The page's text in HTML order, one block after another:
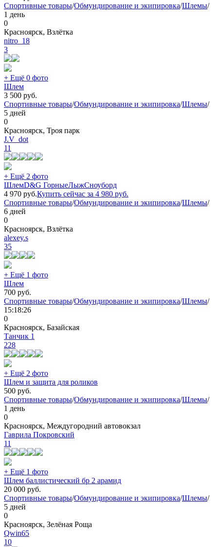
Спортивные товары/Обмундирование и экипировка/Шлемы/
1 день
0
Красноярск, Взлётка
nitro_18
3
+ Ещё 0 фото
Шлем
3 500 руб.
Спортивные товары/Обмундирование и экипировка/Шлемы/
5 дней
0
Красноярск, Троя парк
J.V_dot
11
+ Ещё 2 фото
ШлемD&G ГорныеЛыжСноуборд
4 970 руб.Купить сейчас за 4 980 руб.
Спортивные товары/Обмундирование и экипировка/Шлемы/
6 дней
0
Красноярск, Взлётка
alexey.s
35
+ Ещё 1 фото
Шлем
700 руб.
Спортивные товары/Обмундирование и экипировка/Шлемы/
15:18:26
0
Красноярск, Базайская
Танчик 1
228
+ Ещё 2 фото
Шлем и защита для роликов
500 руб.
Спортивные товары/Обмундирование и экипировка/Шлемы/
1 день
0
Красноярск, Междугородний автовокзал
Гаврила Покровский
11
+ Ещё 1 фото
Шлем баллистический бр 2 арамид
20 000 руб.
Спортивные товары/Обмундирование и экипировка/Шлемы/
5 дней
0
Красноярск, Зелёная Роща
Qwin65
10